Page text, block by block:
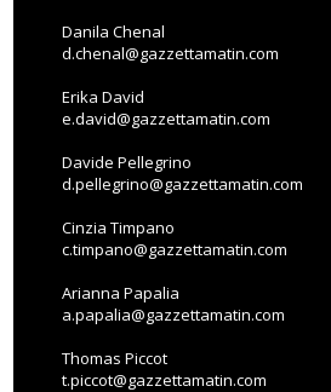
Danila Chenal
d.chenal@gazzettamatin.com
Erika David
e.david@gazzettamatin.com
Davide Pellegrino
d.pellegrino@gazzettamatin.com
Cinzia Timpano
c.timpano@gazzettamatin.com
Arianna Papalia
a.papalia@gazzettamatin.com
Thomas Piccot
t.piccot@gazzettamatin.com